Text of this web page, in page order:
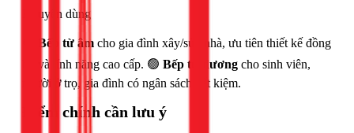
Khuyên dùng
Bếp từ âm cho gia đình xây/sửa nhà, ưu tiên thiết kế đồng
bộ và tính năng cao cấp. 🟢 Bếp từ dương cho sinh viên,
người ở trọ, gia đình có ngân sách tiết kiệm.
Điểm chính cần lưu ý